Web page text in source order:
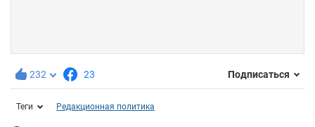
232 23 Подписаться
Теги Редакционная политика